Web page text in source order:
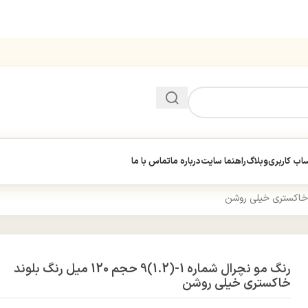
کاربریوبلاگراهنما سایتدرباره ماتماس با ما
رنگ مو نچرال شماره 1-(1.2)9 حجم 120 میل رنگ بلوند
خاکستری خیلی روشن